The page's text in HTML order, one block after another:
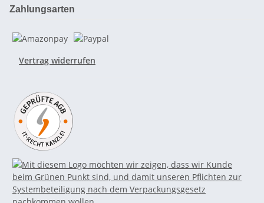
Zahlungsarten
Vertrag widerrufen